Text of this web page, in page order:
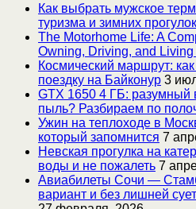
Как выбрать мужское
туризма и зимних прогулок
The Motorhome Life: A
Owning, Driving, and
Космический маршрут:
поездку на Байконур 3
GTX 1650 4 ГБ: разумный
пыль? Разбираем по
Ужин на теплоходе в
который запомнится 7
Невская прогулка на
воды и не пожалеть 7
Авиабилеты Сочи —
вариант и без лишней